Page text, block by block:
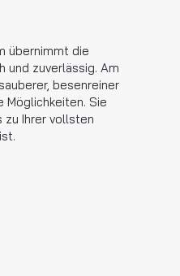
übernimmt die
und zuverlässig. Am
besenreiner
Möglichkeiten. Sie
zu Ihrer vollsten